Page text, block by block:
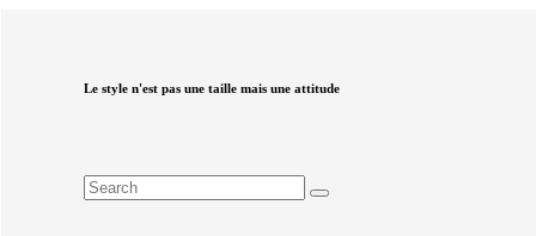
Le style n'est pas une taille mais une attitude